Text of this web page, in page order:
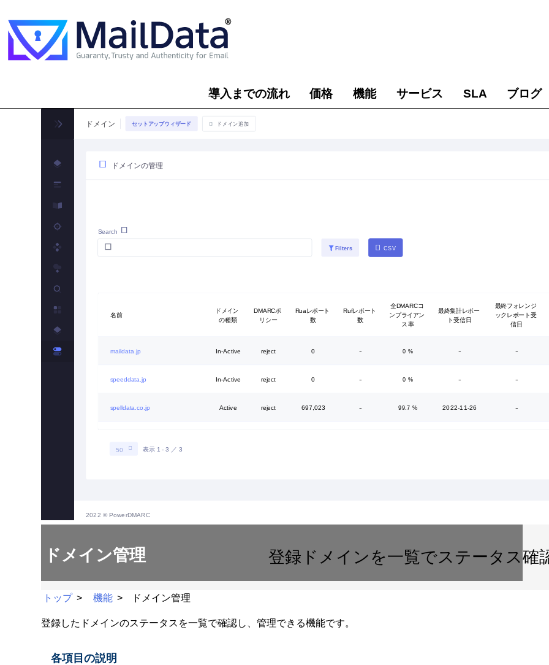
導入までの流れ 価格 機能 サービス SLA ブログ
ドメイン管理 登録ドメインを一覧でステータス確
トップ 機能 ドメイン管理
登録したドメインのステータスを一覧で確認し、管理できる機能です。
各項目の説明